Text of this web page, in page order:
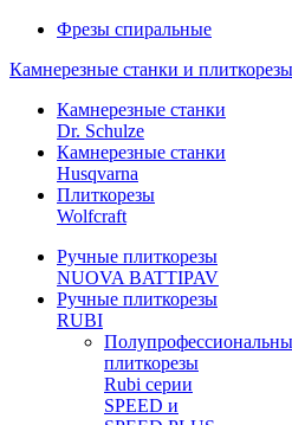
Фрезы спиральные
Камнерезные станки и плиткорезы
Камнерезные станки
Dr. Schulze
Камнерезные станки
Husqvarna
Плиткорезы
Wolfcraft
Ручные плиткорезы
NUOVA BATTIPAV
Ручные плиткорезы
RUBI
плиткорезы
Rubi серии
SPEED и